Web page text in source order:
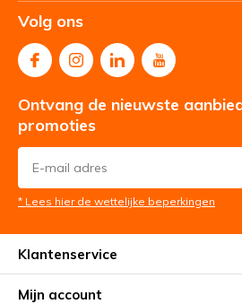
Volg ons
Ontvang de nieuwste
promoties
* Lees hier de wettelijke beperkingen
Klantenservice
Mijn account